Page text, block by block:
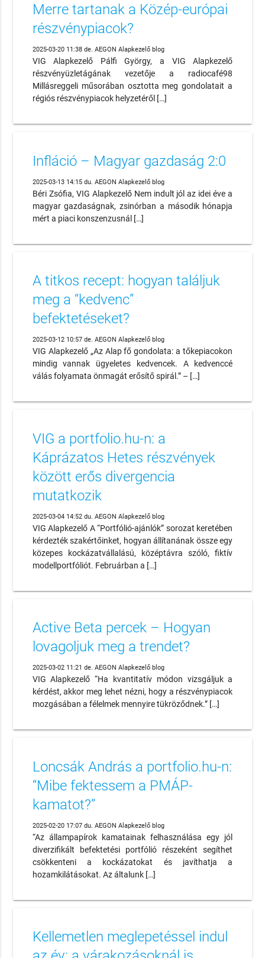
Merre tartanak a Közép-európai
részvénypiacok?
2025-03-20 11:38 de. AEGON Alapkezelő blog
VIG Alapkezelő Pálfi György, a VIG Alapkezelő
részvényüzletágának vezetője a radiocafé98
Millásreggeli műsorában osztotta meg gondolatait a
régiós részvénypiacok helyzetéről […]
Infláció – Magyar gazdaság 2:0
2025-03-13 14:15 du. AEGON Alapkezelő blog
Béri Zsófia, VIG Alapkezelő Nem indult jól az idei éve a
magyar gazdaságnak, zsinórban a második hónapja
mért a piaci konszenzusnál […]
A titkos recept: hogyan találjuk
meg a “kedvenc”
befektetéseket?
2025-03-12 10:57 de. AEGON Alapkezelő blog
VIG Alapkezelő „Az Alap fő gondolata: a tőkepiacokon
mindig vannak ügyeletes kedvencek. A kedvenccé
válás folyamata önmagát erősítő spirál.” – […]
VIG a portfolio.hu-n: a
Káprázatos Hetes részvények
között erős divergencia
mutatkozik
2025-03-04 14:52 du. AEGON Alapkezelő blog
VIG Alapkezelő A “Portfólió-ajánlók” sorozat keretében
kérdezték szakértőinket, hogyan állítanának össze egy
közepes kockázatvállalású, középtávra szóló, fiktív
modellportfóliót. Februárban a […]
Active Beta percek – Hogyan
lovagoljuk meg a trendet?
2025-03-02 11:21 de. AEGON Alapkezelő blog
VIG Alapkezelő “Ha kvantitatív módon vizsgáljuk a
kérdést, akkor meg lehet nézni, hogy a részvénypiacok
mozgásában a félelmek mennyire tükröződnek.” […]
Loncsák András a portfolio.hu-n:
“Mibe fektessem a PMÁP-
kamatot?”
2025-02-20 17:07 du. AEGON Alapkezelő blog
“Az állampapírok kamatainak felhasználása egy jól
diverzifikált befektetési portfólió részeként segíthet
csökkenteni a kockázatokat és javíthatja a
hozamkilátásokat. Az általunk […]
Kellemetlen meglepetéssel indul